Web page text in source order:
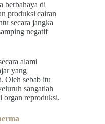
berbahaya di
produksi cairan
secara jangka
negatif
alami
yang
Oleh sebab itu
sangatlah
organ reproduksi.